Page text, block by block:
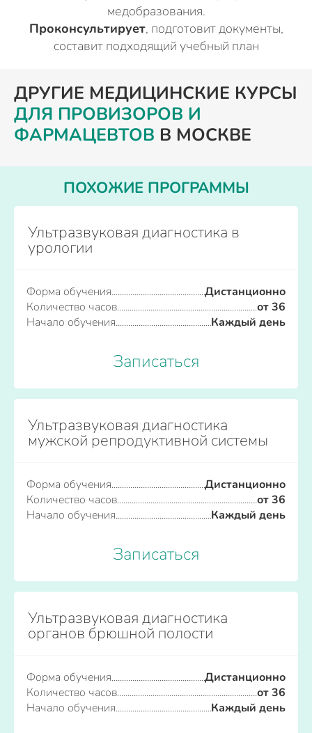
медобразования.
Проконсультирует, подготовит документы,
составит подходящий учебный план
ДРУГИЕ МЕДИЦИНСКИЕ КУРСЫ
ДЛЯ ПРОВИЗОРОВ И
ФАРМАЦЕВТОВ В МОСКВЕ
ПОХОЖИЕ ПРОГРАММЫ
Ультразвуковая диагностика в
урологии
Форма обучения
Дистанционно
Количество часов
от 36
Начало обучения
Каждый день
Записаться
Ультразвуковая диагностика
мужской репродуктивной системы
Форма обучения
Дистанционно
Количество часов
от 36
Начало обучения
Каждый день
Записаться
Ультразвуковая диагностика
органов брюшной полости
Форма обучения
Дистанционно
Количество часов
от 36
Начало обучения
Каждый день